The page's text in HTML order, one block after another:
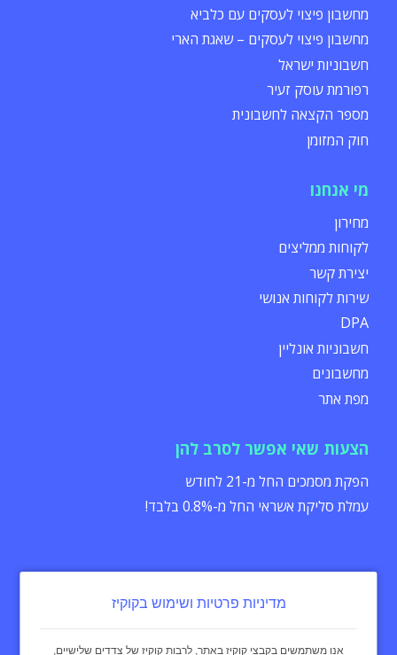
מחשבון פיצוי לעסקים עם כלביא
מחשבון פיצוי לעסקים – שאגת הארי
חשבוניות ישראל
רפורמת עוסק זעיר
מספר הקצאה לחשבונית
חוק המזומן
מי אנחנו
מחירון
לקוחות ממליצים
יצירת קשר
שירות לקוחות אנושי
DPA
חשבוניות אונליין
מחשבונים
מפת אתר
הצעות שאי אפשר לסרב להן
הפקת מסמכים החל מ-21 לחודש
עמלת סליקת אשראי החל מ-0.8% בלבד!
מדיניות פרטיות
מדיניות פרטיות ושימוש בקוקיז
אנו משתמשים בקבצי קוקיז באתר, לרבות קוקיז של צדדים שלישיים,